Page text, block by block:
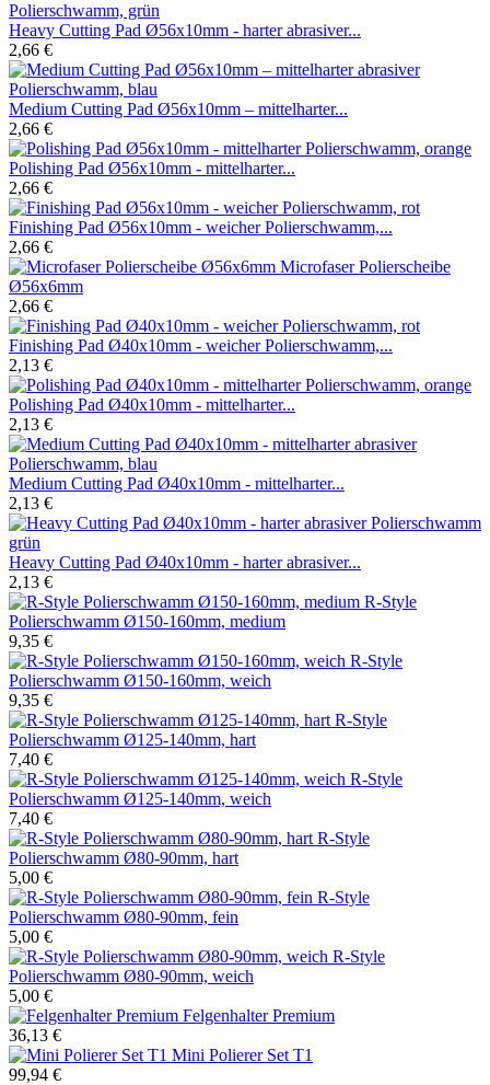
Heavy Cutting Pad Ø56x10mm - harter abrasiver...
2,66 €
Medium Cutting Pad Ø56x10mm – mittelharter...
2,66 €
Polishing Pad Ø56x10mm - mittelharter...
2,66 €
Finishing Pad Ø56x10mm - weicher Polierschwamm,...
2,66 €
Microfaser Polierscheibe
Ø56x6mm
2,66 €
Finishing Pad Ø40x10mm - weicher Polierschwamm,...
2,13 €
Polishing Pad Ø40x10mm - mittelharter...
2,13 €
Medium Cutting Pad Ø40x10mm - mittelharter...
2,13 €
Heavy Cutting Pad Ø40x10mm - harter abrasiver...
2,13 €
R-Style
Polierschwamm Ø150-160mm, medium
9,35 €
R-Style
Polierschwamm Ø150-160mm, weich
9,35 €
R-Style
Polierschwamm Ø125-140mm, hart
7,40 €
R-Style
Polierschwamm Ø125-140mm, weich
7,40 €
R-Style
Polierschwamm Ø80-90mm, hart
5,00 €
R-Style
Polierschwamm Ø80-90mm, fein
5,00 €
R-Style
Polierschwamm Ø80-90mm, weich
5,00 €
Felgenhalter Premium
36,13 €
Mini Polierer Set T1
99,94 €